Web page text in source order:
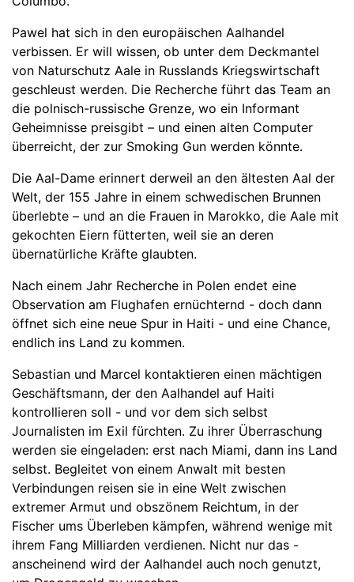
Pawel hat sich in den europäischen Aalhandel
verbissen. Er will wissen, ob unter dem Deckmantel
von Naturschutz Aale in Russlands Kriegswirtschaft
geschleust werden. Die Recherche führt das Team an
die polnisch-russische Grenze, wo ein Informant
Geheimnisse preisgibt – und einen alten Computer
überreicht, der zur Smoking Gun werden könnte.
Die Aal-Dame erinnert derweil an den ältesten Aal der
Welt, der 155 Jahre in einem schwedischen Brunnen
überlebte – und an die Frauen in Marokko, die Aale mit
gekochten Eiern fütterten, weil sie an deren
übernatürliche Kräfte glaubten.
Nach einem Jahr Recherche in Polen endet eine
Observation am Flughafen ernüchternd - doch dann
öffnet sich eine neue Spur in Haiti - und eine Chance,
endlich ins Land zu kommen.
Sebastian und Marcel kontaktieren einen mächtigen
Geschäftsmann, der den Aalhandel auf Haiti
kontrollieren soll - und vor dem sich selbst
Journalisten im Exil fürchten. Zu ihrer Überraschung
werden sie eingeladen: erst nach Miami, dann ins Land
selbst. Begleitet von einem Anwalt mit besten
Verbindungen reisen sie in eine Welt zwischen
extremer Armut und obszönem Reichtum, in der
Fischer ums Überleben kämpfen, während wenige mit
ihrem Fang Milliarden verdienen. Nicht nur das -
anscheinend wird der Aalhandel auch noch genutzt,